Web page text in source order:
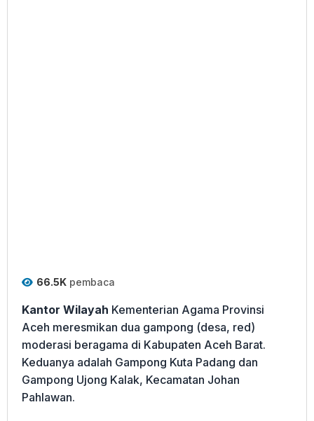
66.5K pembaca
Kantor Wilayah Kementerian Agama Provinsi
Aceh meresmikan dua gampong (desa, red)
moderasi beragama di Kabupaten Aceh Barat.
Keduanya adalah Gampong Kuta Padang dan
Gampong Ujong Kalak, Kecamatan Johan
Pahlawan.